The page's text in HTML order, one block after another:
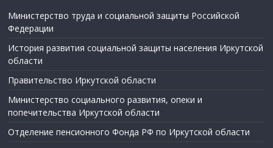
Министерство труда и социальной защиты Российской
Федерации
История развития социальной защиты населения Иркутской
области
Правительство Иркутской области
Министерство социального развития, опеки и
попечительства Иркутской области
Отделение пенсионного Фонда РФ по Иркутской области